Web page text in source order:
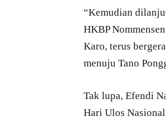
“Kemudian
HKBP
Karo, terus
menuju Tano
Tak lupa, Efendi
Hari Ulos